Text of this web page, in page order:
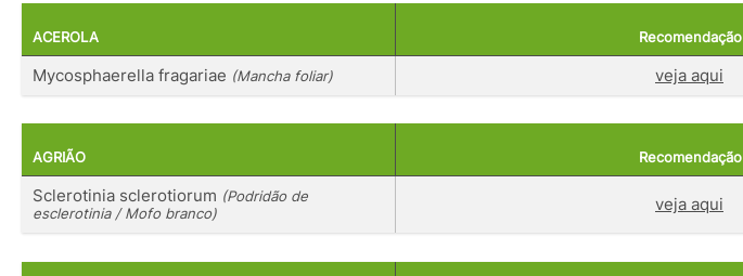
ACEROLA Recomendação
Mycosphaerella fragariae (Mancha foliar) veja aqui
AGRIÃO Recomendação
Sclerotinia sclerotiorum (Podridão de
esclerotinia / Mofo branco)
veja aqui